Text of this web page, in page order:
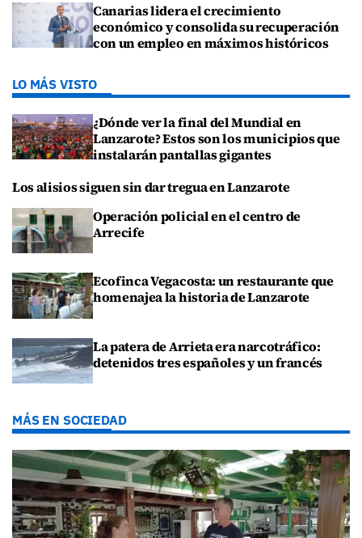
Canarias lidera el crecimiento
económico y consolida su recuperación
con un empleo en máximos históricos
LO MÁS VISTO
¿Dónde ver la final del Mundial en
Lanzarote? Estos son los municipios que
instalarán pantallas gigantes
Los alisios siguen sin dar tregua en Lanzarote
Operación policial en el centro de
Arrecife
Ecofinca Vegacosta: un restaurante que
homenajea la historia de Lanzarote
La patera de Arrieta era narcotráfico:
detenidos tres españoles y un francés
MÁS EN SOCIEDAD